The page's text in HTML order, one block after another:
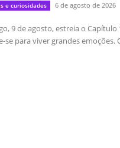
e curiosidades 6 de agosto de 2026
9 de agosto, estreia o Capítulo
se para viver grandes